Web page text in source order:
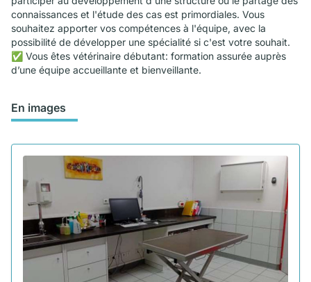
connaissances et l'étude des cas est primordiales. Vous
souhaitez apporter vos compétences à l'équipe, avec la
possibilité de développer une spécialité si c'est votre souhait.
✅ Vous êtes vétérinaire débutant: formation assurée auprès
d’une équipe accueillante et bienveillante.
En images